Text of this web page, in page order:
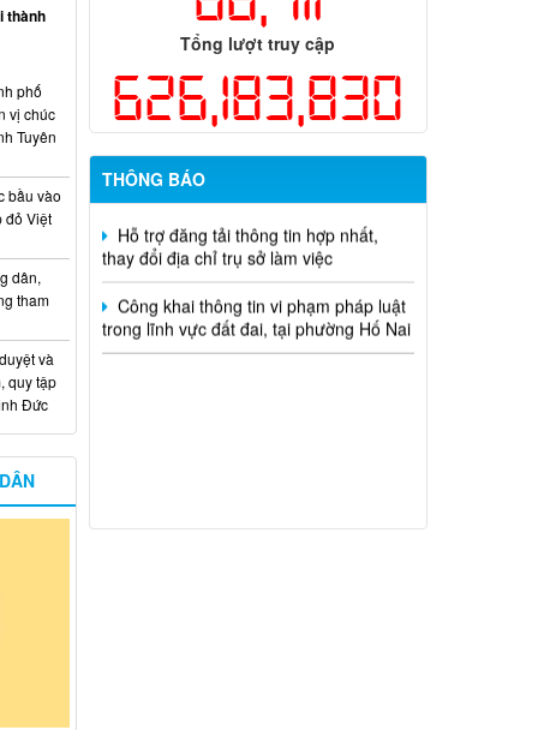
Tổng lượt truy cập
626,183,830
THÔNG BÁO
Kế hoạch Thông tin, tuyên truyền triển
hoặc khám sàng lọc miễn phí ít nhất mỗi
năm một lần cho người dân trên địa bàn
thành phố Đồng Nai
Hỗ trợ đăng tải thông tin hợp nhất,
thay đổi địa chỉ trụ sở làm việc
Công khai thông tin vi phạm pháp luật
trong lĩnh vực đất đai, tại phường Hố Nai
thành
phố
vị chúc
Tuyên
bầu vào
đỏ Việt
dân,
tham
và
quy tập
Đức